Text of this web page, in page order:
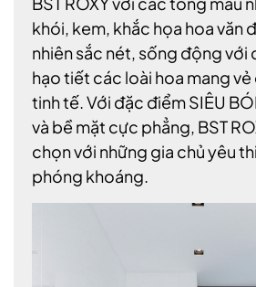
khói, kem, khắc họa hoa văn
nhiên sắc nét, sống động với
hạo tiết các loài hoa mang
tinh tế. Với đặc điểm SIÊU
và bề mặt cực phẳng, BST
chọn với những gia chủ yêu
phóng khoáng.